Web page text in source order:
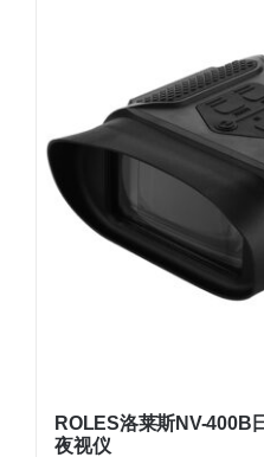
ROLES洛莱斯NV-400B
夜视仪